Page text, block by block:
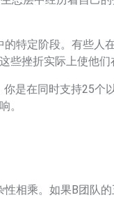
特定阶段。有些人
挫折实际上使他们
是在同时支持25个
。
相乘。如果B团队